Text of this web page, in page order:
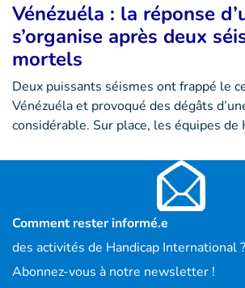
Vénézuéla : la réponse
s’organise après deux
mortels
Deux puissants séismes ont frappé le
Vénézuéla et provoqué des dégâts
considérable. Sur place, les équipes de
Comment rester informé.e
des activités de Handicap International ?
Abonnez-vous à notre newsletter !